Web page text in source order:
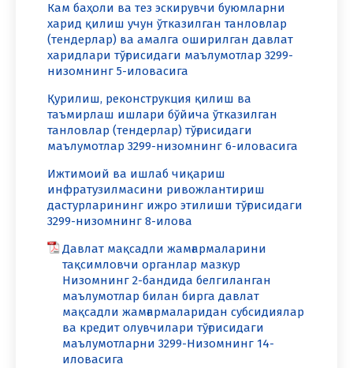
Кам баҳоли ва тез эскирувчи буюмларни
харид қилиш учун ўтказилган танловлар
(тендерлар) ва амалга оширилган давлат
харидлари тўғрисидаги маълумотлар 3299-
низомнинг 5-иловасига
Қурилиш, реконструкция қилиш ва
таъмирлаш ишлари бўйича ўтказилган
танловлар (тендерлар) тўғрисидаги
маълумотлар 3299-низомнинг 6-иловасига
Ижтимоий ва ишлаб чиқариш
инфратузилмасини ривожлантириш
дастурларининг ижро этилиши тўғрисидаги
3299-низомнинг 8-илова
Давлат мақсадли жамғармаларини
тақсимловчи органлар мазкур
Низомнинг 2-бандида белгиланган
маълумотлар билан бирга давлат
мақсадли жамғармаларидан субсидиялар
ва кредит олувчилари тўғрисидаги
маълумотларни 3299-Низомнинг 14-
иловасига